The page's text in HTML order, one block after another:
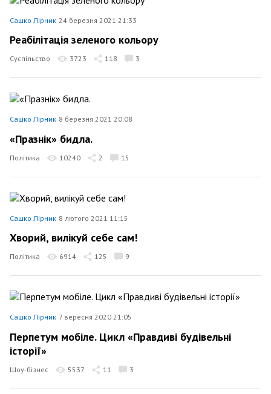
Сашко Лірник 24 березня 2021 21:33
Реабілітація зеленого кольору
Суспільство 3723 118 3
Сашко Лірник 8 березня 2021 20:08
«Празнік» бидла.
Політика 10240 2 15
Сашко Лірник 8 лютого 2021 11:15
Хворий, вилікуй себе сам!
Політика 6914 125 9
Сашко Лірник 7 вересня 2020 21:05
Перпетум мобіле. Цикл «Правдиві будівельні
історії»
Шоу-бізнес 5537 11 3